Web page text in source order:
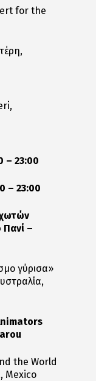
for the
– 23:00
– 23:00
Πανί –
γύρισα»
the World
Mexico